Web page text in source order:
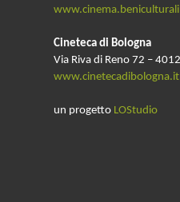
Cineteca di Bologna
Via Riva di Reno 72 –
www.cinetecadibologna.it
un progetto LOStudio